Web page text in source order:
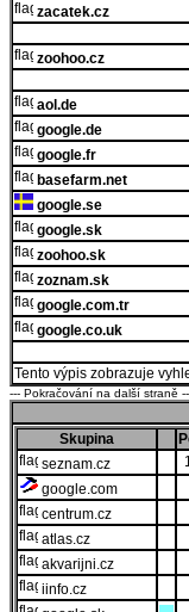
zacatek.cz
zoohoo.cz
aol.de
google.de
google.fr
basefarm.net
google.se
google.sk
zoohoo.sk
zoznam.sk
google.com.tr
google.co.uk
Tento výpis zobrazuje
--- Pokračování na další straně
Skupina
seznam.cz
google.com
centrum.cz
atlas.cz
akvarijni.cz
iinfo.cz